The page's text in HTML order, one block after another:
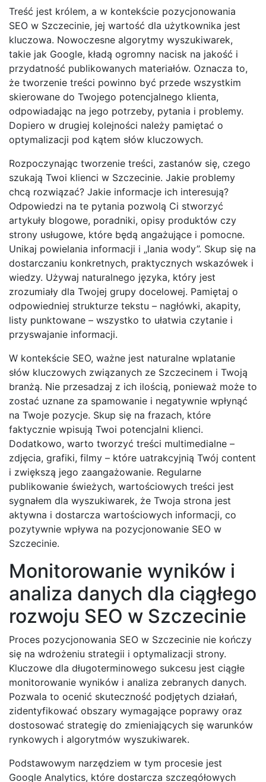
Treść jest królem, a w kontekście pozycjonowania
SEO w Szczecinie, jej wartość dla użytkownika jest
kluczowa. Nowoczesne algorytmy wyszukiwarek,
takie jak Google, kładą ogromny nacisk na jakość i
przydatność publikowanych materiałów. Oznacza to,
że tworzenie treści powinno być przede wszystkim
skierowane do Twojego potencjalnego klienta,
odpowiadając na jego potrzeby, pytania i problemy.
Dopiero w drugiej kolejności należy pamiętać o
optymalizacji pod kątem słów kluczowych.
Rozpoczynając tworzenie treści, zastanów się, czego
szukają Twoi klienci w Szczecinie. Jakie problemy
chcą rozwiązać? Jakie informacje ich interesują?
Odpowiedzi na te pytania pozwolą Ci stworzyć
artykuły blogowe, poradniki, opisy produktów czy
strony usługowe, które będą angażujące i pomocne.
Unikaj powielania informacji i „lania wody”. Skup się na
dostarczaniu konkretnych, praktycznych wskazówek i
wiedzy. Używaj naturalnego języka, który jest
zrozumiały dla Twojej grupy docelowej. Pamiętaj o
odpowiedniej strukturze tekstu – nagłówki, akapity,
listy punktowane – wszystko to ułatwia czytanie i
przyswajanie informacji.
W kontekście SEO, ważne jest naturalne wplatanie
słów kluczowych związanych ze Szczecinem i Twoją
branżą. Nie przesadzaj z ich ilością, ponieważ może to
zostać uznane za spamowanie i negatywnie wpłynąć
na Twoje pozycje. Skup się na frazach, które
faktycznie wpisują Twoi potencjalni klienci.
Dodatkowo, warto tworzyć treści multimedialne –
zdjęcia, grafiki, filmy – które uatrakcyjnią Twój content
i zwiększą jego zaangażowanie. Regularne
publikowanie świeżych, wartościowych treści jest
sygnałem dla wyszukiwarek, że Twoja strona jest
aktywna i dostarcza wartościowych informacji, co
pozytywnie wpływa na pozycjonowanie SEO w
Szczecinie.
Monitorowanie wyników i
analiza danych dla ciągłego
rozwoju SEO w Szczecinie
Proces pozycjonowania SEO w Szczecinie nie kończy
się na wdrożeniu strategii i optymalizacji strony.
Kluczowe dla długoterminowego sukcesu jest ciągłe
monitorowanie wyników i analiza zebranych danych.
Pozwala to ocenić skuteczność podjętych działań,
zidentyfikować obszary wymagające poprawy oraz
dostosować strategię do zmieniających się warunków
rynkowych i algorytmów wyszukiwarek.
Podstawowym narzędziem w tym procesie jest
Google Analytics, które dostarcza szczegółowych